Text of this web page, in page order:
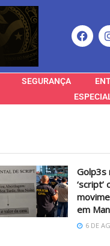
SEGURANÇA
Golp3s
em
6 DE